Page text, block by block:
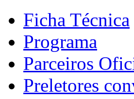
Ficha Técnica
Programa
Parceiros
Preletores